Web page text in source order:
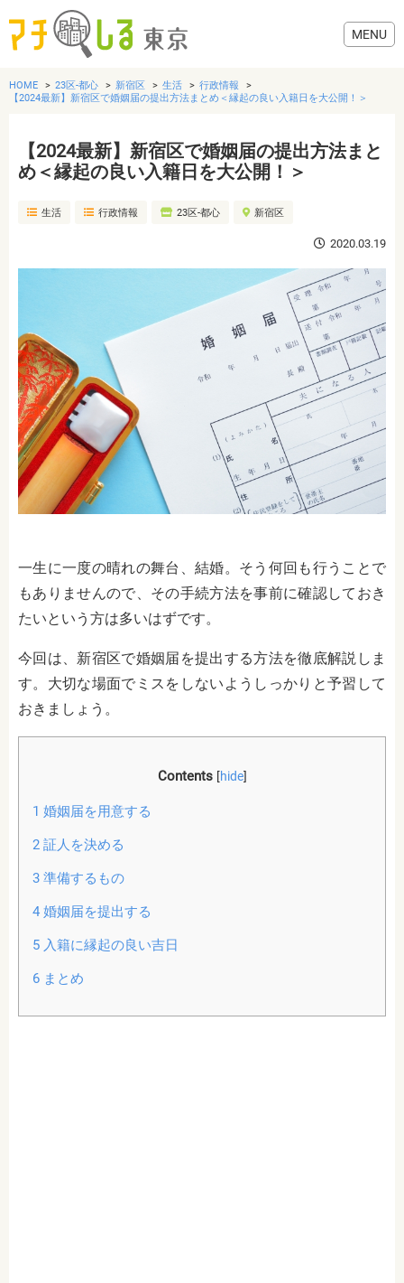
グルメ
美容・健康
歯医者・病院
生活
HOME 23区-都心 新宿区 生活
行政情報
【2024最新】新宿区で婚姻届の提出方法まとめ＜縁起の良い入籍日を大公開！＞
【2024最新】新宿区で婚姻届の提出方法まと
め＜縁起の良い入籍日を大公開！＞
生活 行政情報 23区-都心 新宿区
2020.03.19
一生に一度の晴れの舞台、結婚。そう何回も行うことで
もありませんので、その手続方法を事前に確認しておき
たいという方は多いはずです。
今回は、新宿区で婚姻届を提出する方法を徹底解説しま
す。大切な場面でミスをしないようしっかりと予習して
おきましょう。
Contents [hide]
1 婚姻届を用意する
2証人を決める
3準備するもの
4婚姻届を提出する
5入籍に縁起の良い吉日
6まとめ